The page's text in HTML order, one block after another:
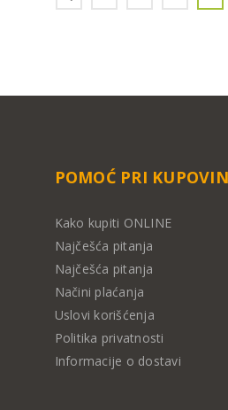
POMOĆ PRI
Kako kupiti ONLINE
Najčešća pitanja
Najčešća pitanja
Načini plaćanja
Uslovi korišćenja
Politika privatnosti
Informacije o dostavi